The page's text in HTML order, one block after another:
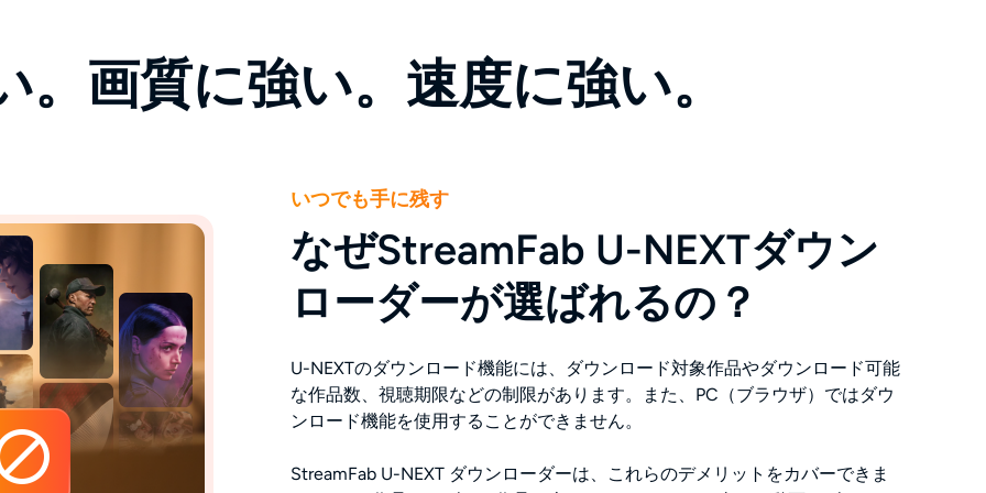
。画質に強い。速度に強い。
いつでも手に残す
なぜStreamFab U-NEXTダウン
ローダーが選ばれるの？
U-NEXTのダウンロード機能には、ダウンロード対象作品やダウンロード可能
な作品数、視聴期限などの制限があります。また、PC（ブラウザ）ではダウ
ンロード機能を使用することができません。
StreamFab U-NEXT ダウンローダーは、これらのデメリットをカバーできま